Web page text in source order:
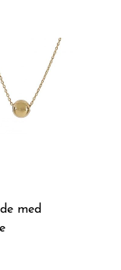
med